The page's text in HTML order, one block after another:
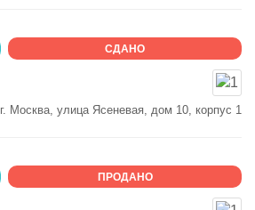
СДАНО
г. Москва, улица Ясеневая, дом 10, корпус 1
ПРОДАНО